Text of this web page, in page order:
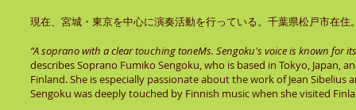
現在、宮城・東京を中心に演奏活動を行っている。千葉県松戸市在
“A soprano with a clear touching toneMs. Sengoku's voice is known for
describes Soprano Fumiko Sengoku, who is based in Tokyo, Japan,
Finland. She is especially passionate about the work of Jean Sibelius
Sengoku was deeply touched by Finnish music when she visited